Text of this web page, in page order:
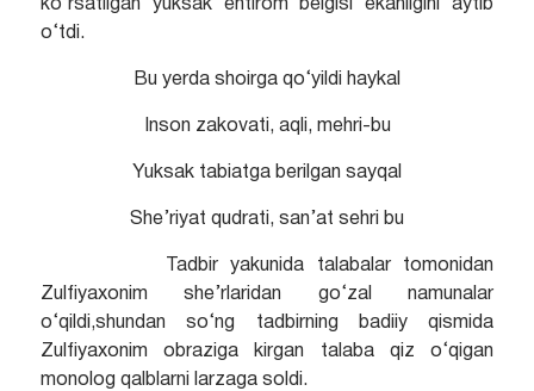
ko‘rsatilgan yuksak ehtirom belgisi ekanligini aytib
o‘tdi.
Bu yerda shoirga qo‘yildi haykal
Inson zakovati, aqli, mehri-bu
Yuksak tabiatga berilgan sayqal
She’riyat qudrati, san’at sehri bu
Tadbir yakunida talabalar tomonidan
Zulfiyaxonim she’rlaridan go‘zal namunalar
o‘qildi,shundan so‘ng tadbirning badiiy qismida
Zulfiyaxonim obraziga kirgan talaba qiz o‘qigan
monolog qalblarni larzaga soldi.